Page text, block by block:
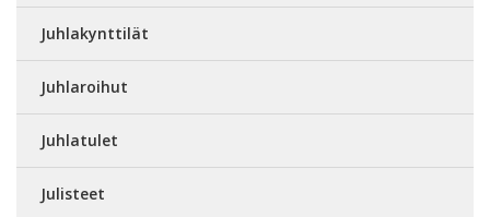
Juhlakynttilät
Juhlaroihut
Juhlatulet
Julisteet